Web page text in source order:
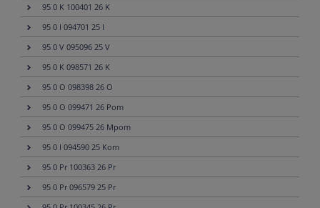
95 0 K 100401 26 K
95 0 I 094701 25 I
95 0 V 095096 25 V
95 0 K 098571 26 K
95 0 O 098398 26 O
95 0 O 099471 26 Pom
95 0 O 099475 26 Mpom
95 0 I 094590 25 Kom
95 0 Pr 100363 26 Pr
95 0 Pr 096579 25 Pr